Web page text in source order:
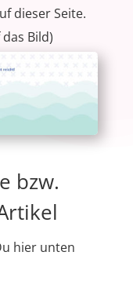
dieser Seite.
Bild)
bzw.
hier unten